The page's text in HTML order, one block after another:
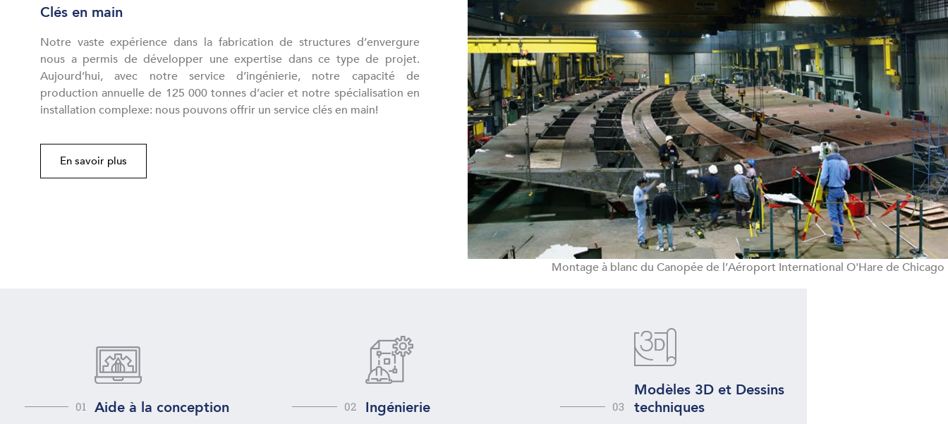
Clés en main
Notre vaste expérience dans la fabrication de structures d’envergure
nous a permis de développer une expertise dans ce type de projet.
Aujourd’hui, avec notre service d’ingénierie, notre capacité de
production annuelle de 125 000 tonnes d’acier et notre spécialisation en
installation complexe: nous pouvons offrir un service clés en main!
En savoir plus
Montage à blanc du Canopée de l’Aéroport International O'Hare de Chicago
01 Aide à la conception 02 Ingénierie 03
Modèles 3D et Dessins
techniques